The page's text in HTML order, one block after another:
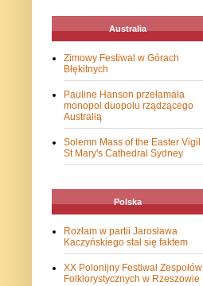
Australia
Zimowy Festiwal w Górach
Błękitnych
Pauline Hanson przełamała
monopol duopolu rządzącego
Australią
Solemn Mass of the Easter Vigil
St Mary's Cathedral Sydney
Polska
Rozłam w partii Jarosława
Kaczyńskiego stał się faktem
XX Polonijny Festiwal Zespołów
Folklorystycznych w Rzeszowie